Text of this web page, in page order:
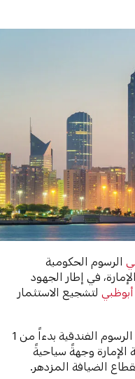
الرسوم الحكومية
في إطار الجهود
لتشجيع الاستثمار
الإمارة وجهةً سياحيةً
الضيافة المزدهر.